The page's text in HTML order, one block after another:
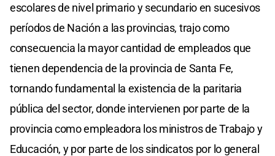
escolares de nivel primario y secundario en sucesivos
períodos de Nación a las provincias, trajo como
consecuencia la mayor cantidad de empleados que
tienen dependencia de la provincia de Santa Fe,
tornando fundamental la existencia de la paritaria
pública del sector, donde intervienen por parte de la
provincia como empleadora los ministros de Trabajo y
Educación, y por parte de los sindicatos por lo general